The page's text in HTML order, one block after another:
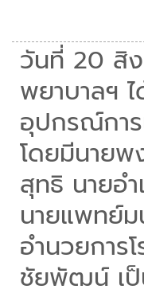
วันที่ 20 สิ
พยาบาลฯ
อุปกรณ์กา
โดยมีนาย
สุทธิ นายอำ
นายแพทย์
อำนวยการ
ชัยพัฒน์ เ